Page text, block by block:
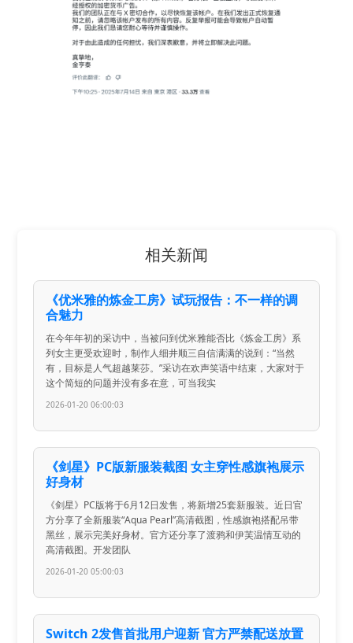
相关新闻
《优米雅的炼金工房》试玩报告：不一样的调
合魅力
在今年年初的采访中，当被问到优米雅能否比《炼金工房》系
列女主更受欢迎时，制作人细井顺三自信满满的说到：“当然
有，目标是人气超越莱莎。”采访在欢声笑语中结束，大家对于
这个简短的问题并没有多在意，可当我实
2026-01-20 06:00:03
《剑星》PC版新服装截图 女主穿性感旗袍展示
好身材
《剑星》PC版将于6月12日发售，将新增25套新服装。近日官
方分享了全新服装“Aqua Pearl”高清截图，性感旗袍搭配吊带
黑丝，展示完美好身材。官方还分享了渡鸦和伊芙温情互动的
高清截图。开发团队
2026-01-20 05:00:03
Switch 2发售首批用户迎新 官方严禁配送放置